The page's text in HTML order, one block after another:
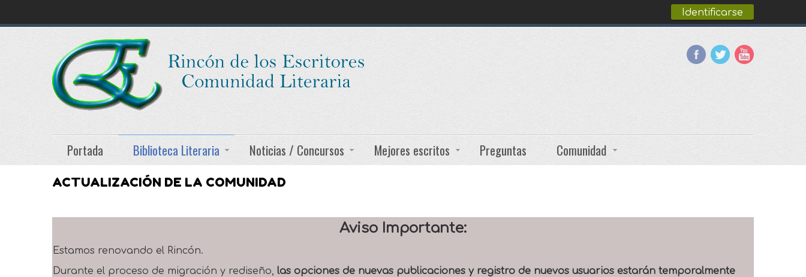
Identificarse
Portada Biblioteca Literaria Noticias / Concursos Mejores escritos Preguntas Comunidad
ACTUALIZACIÓN DE LA COMUNIDAD
Aviso Importante:
Estamos renovando el Rincón.
Durante el proceso de migración y rediseño, las opciones de nuevas publicaciones y registro de nuevos usuarios estarán temporalmente